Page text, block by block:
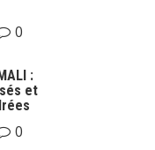
0
:
et
0